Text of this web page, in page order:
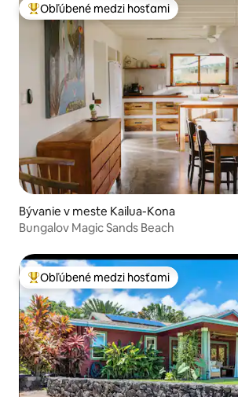
Najobľúbenejšie medzi hosťami
Obľúbené medzi hosťami
Bývanie v meste Kailua-Kona
Bungalov Magic Sands Beach
Najobľúbenejšie medzi hosťami
Obľúbené medzi hosťami